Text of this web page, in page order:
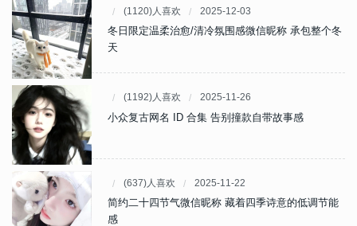
(1120)人喜欢 2025-12-03
冬日限定温柔治愈/清冷氛围感微信昵称 承包整个冬
天
(1192)人喜欢 2025-11-26
小众复古网名 ID 合集 告别撞款自带故事感
(637)人喜欢 2025-11-22
简约二十四节气微信昵称 藏着四季诗意的低调节能
感